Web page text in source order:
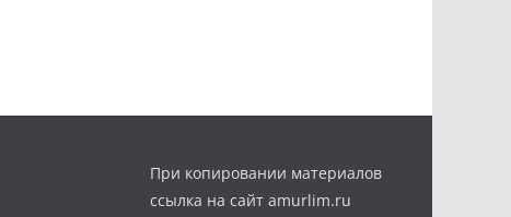
При копировании материалов
ссылка на сайт amurlim.ru